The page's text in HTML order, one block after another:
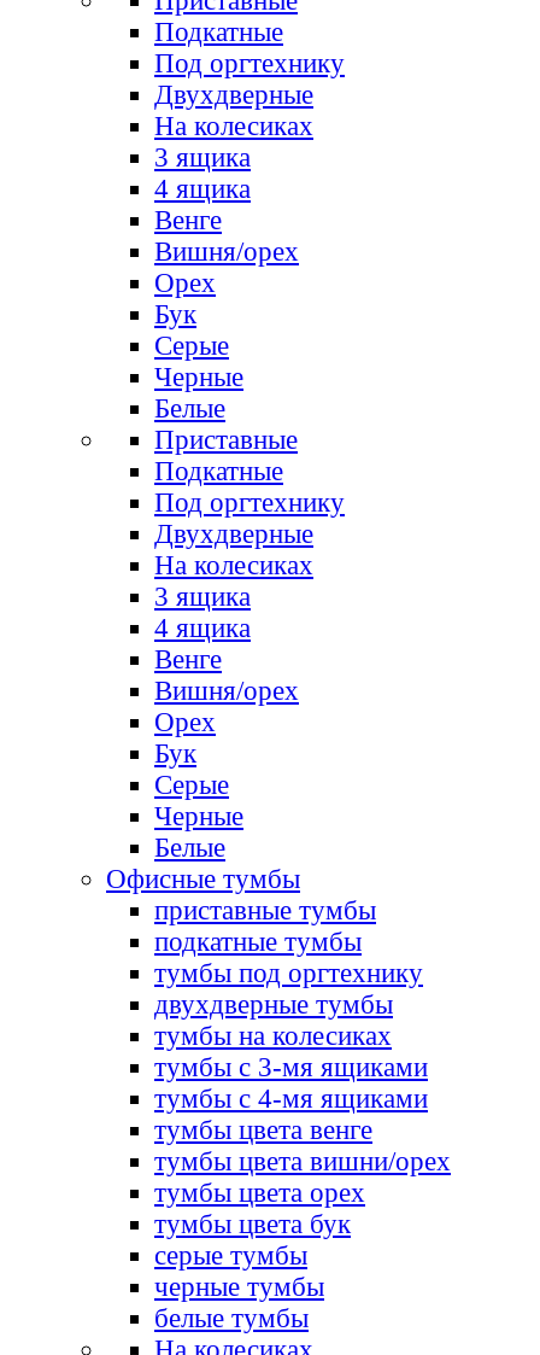
Подкатные
Под оргтехнику
Двухдверные
На колесиках
3 ящика
4 ящика
Венге
Вишня/орех
Орех
Бук
Серые
Черные
Белые
Приставные
Подкатные
Под оргтехнику
Двухдверные
На колесиках
3 ящика
4 ящика
Венге
Вишня/орех
Орех
Бук
Серые
Черные
Белые
Офисные тумбы
приставные тумбы
подкатные тумбы
тумбы под оргтехнику
двухдверные тумбы
тумбы на колесиках
тумбы с 3-мя ящиками
тумбы с 4-мя ящиками
тумбы цвета венге
тумбы цвета вишни/орех
тумбы цвета орех
тумбы цвета бук
серые тумбы
черные тумбы
белые тумбы